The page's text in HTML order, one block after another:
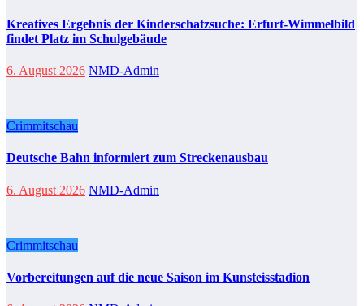
Kreatives Ergebnis der Kinderschatzsuche: Erfurt-Wimmelbild
findet Platz im Schulgebäude
6. August 2026 NMD-Admin
Crimmitschau
Deutsche Bahn informiert zum Streckenausbau
6. August 2026 NMD-Admin
Crimmitschau
Vorbereitungen auf die neue Saison im Kunsteisstadion